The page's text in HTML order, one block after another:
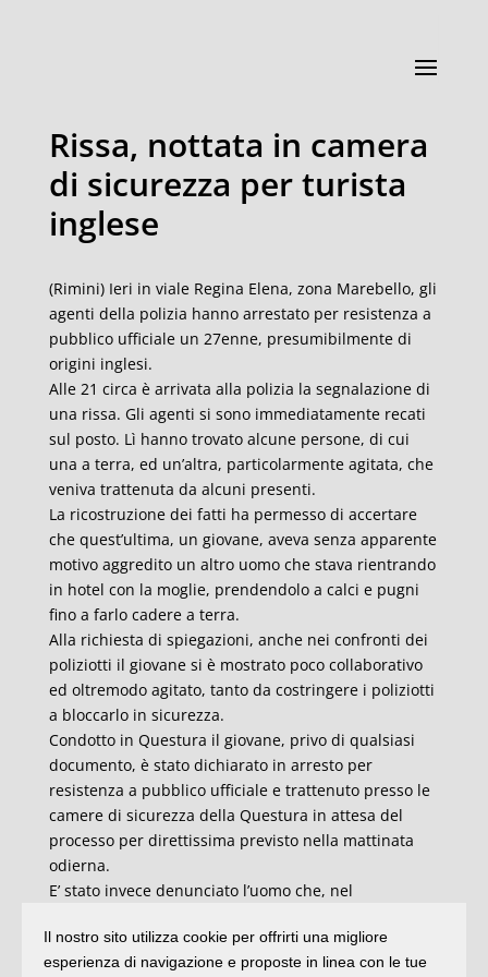
Rissa, nottata in camera
di sicurezza per turista
inglese
(Rimini) Ieri in viale Regina Elena, zona Marebello, gli
agenti della polizia hanno arrestato per resistenza a
pubblico ufficiale un 27enne, presumibilmente di
origini inglesi.
Alle 21 circa è arrivata alla polizia la segnalazione di
una rissa. Gli agenti si sono immediatamente recati
sul posto. Lì hanno trovato alcune persone, di cui
una a terra, ed un’altra, particolarmente agitata, che
veniva trattenuta da alcuni presenti.
La ricostruzione dei fatti ha permesso di accertare
che quest’ultima, un giovane, aveva senza apparente
motivo aggredito un altro uomo che stava rientrando
in hotel con la moglie, prendendolo a calci e pugni
fino a farlo cadere a terra.
Alla richiesta di spiegazioni, anche nei confronti dei
poliziotti il giovane si è mostrato poco collaborativo
ed oltremodo agitato, tanto da costringere i poliziotti
a bloccarlo in sicurezza.
Condotto in Questura il giovane, privo di qualsiasi
documento, è stato dichiarato in arresto per
resistenza a pubblico ufficiale e trattenuto presso le
camere di sicurezza della Questura in attesa del
processo per direttissima previsto nella mattinata
odierna.
E’ stato invece denunciato l’uomo che, nel
commesse di una pasticceria in via Pansini,
mostrando loro anche un coltello, rinvenuto dagli
Il nostro sito utilizza cookie per offrirti una migliore
esperienza di navigazione e proposte in linea con le tue